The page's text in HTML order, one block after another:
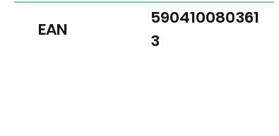
EAN
590410080361
3